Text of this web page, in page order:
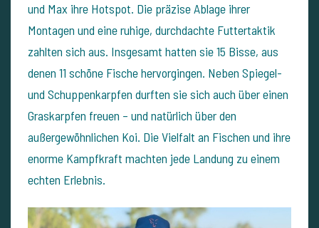
und Max ihre Hotspot. Die präzise Ablage ihrer
Montagen und eine ruhige, durchdachte Futtertaktik
zahlten sich aus. Insgesamt hatten sie 15 Bisse, aus
denen 11 schöne Fische hervorgingen. Neben Spiegel-
und Schuppenkarpfen durften sie sich auch über einen
Graskarpfen freuen – und natürlich über den
außergewöhnlichen Koi. Die Vielfalt an Fischen und ihre
enorme Kampfkraft machten jede Landung zu einem
echten Erlebnis.